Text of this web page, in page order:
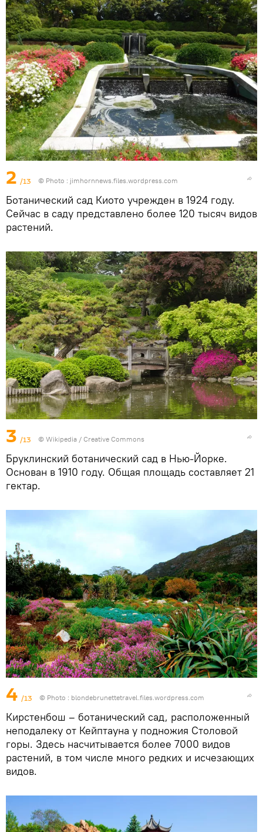
2 /13 © Photo : jimhornnews.files.wordpress.com
Ботанический сад Киото учрежден в 1924 году.
Сейчас в саду представлено более 120 тысяч видов
растений.
3 /13 © Wikipedia / Creative Commons
Бруклинский ботанический сад в Нью-Йорке.
Основан в 1910 году. Общая площадь составляет 21
гектар.
4 /13 © Photo : blondebrunettetravel.files.wordpress.com
Кирстенбош – ботанический сад, расположенный
неподалеку от Кейптауна у подножия Столовой
горы. Здесь насчитывается более 7000 видов
растений, в том числе много редких и исчезающих
видов.